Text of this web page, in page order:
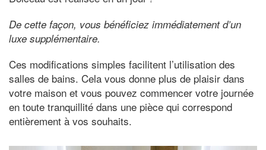
De cette façon, vous bénéficiez immédiatement d’un
luxe supplémentaire.
Ces modifications simples facilitent l’utilisation des
salles de bains. Cela vous donne plus de plaisir dans
votre maison et vous pouvez commencer votre journée
en toute tranquillité dans une pièce qui correspond
entièrement à vos souhaits.